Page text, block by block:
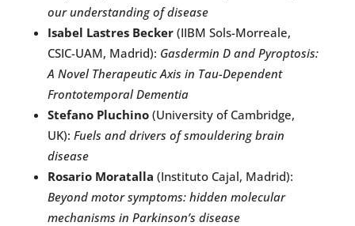
our understanding of disease
Isabel Lastres Becker(IIBM Sols-Morreale,
CSIC-UAM, Madrid): Gasdermin D and Pyroptosis:
A Novel Therapeutic Axis in Tau-Dependent
Frontotemporal Dementia
Stefano Pluchino(University of Cambridge,
UK): Fuels and drivers of smouldering brain
disease
Rosario Moratalla (Instituto Cajal, Madrid):
Beyond motor symptoms: hidden molecular
mechanisms in Parkinson’s disease